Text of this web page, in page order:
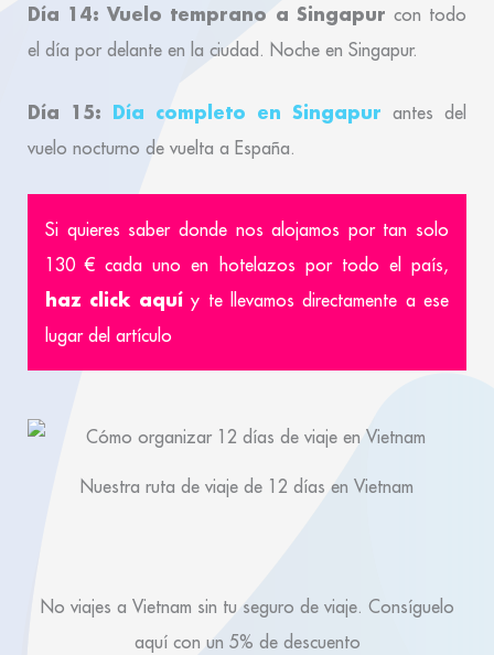
Día 14: Vuelo temprano a Singapur con todo
el día por delante en la ciudad. Noche en Singapur.
Día 15: Día completo en Singapur antes del
vuelo nocturno de vuelta a España.
Si quieres saber donde nos alojamos por tan solo
130 € cada uno en hotelazos por todo el país,
haz click aquíy te llevamos directamente a ese
lugar del artículo
Nuestra ruta de viaje de 12 días en Vietnam
No viajes a Vietnam sin tu seguro de viaje. Consíguelo
aquí con un 5% de descuento